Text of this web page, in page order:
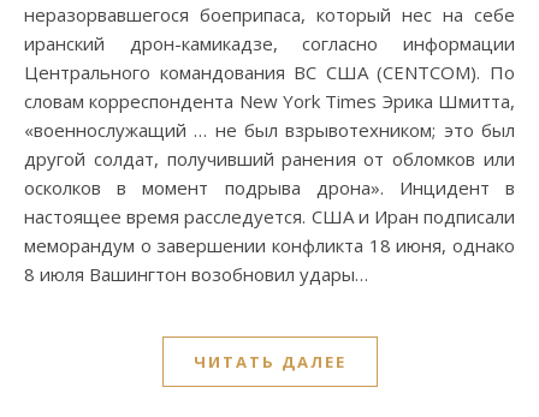
неразорвавшегося боеприпаса, который нес на себе
иранский дрон-камикадзе, согласно информации
Центрального командования ВС США (CENTCOM). По
словам корреспондента New York Times Эрика Шмитта,
«военнослужащий … не был взрывотехником; это был
другой солдат, получивший ранения от обломков или
осколков в момент подрыва дрона». Инцидент в
настоящее время расследуется. США и Иран подписали
меморандум о завершении конфликта 18 июня, однако
8 июля Вашингтон возобновил удары…
ЧИТАТЬ ДАЛЕЕ